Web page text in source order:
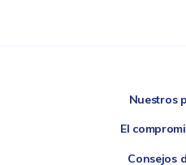
Nuestros
El
Consejos